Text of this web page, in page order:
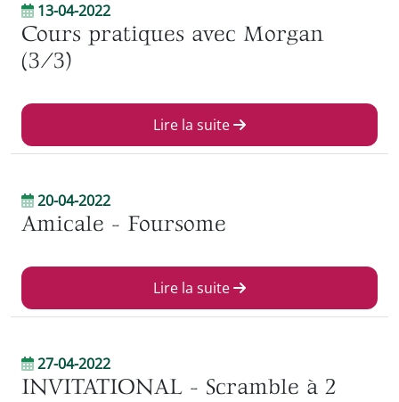
13-04-2022
Cours pratiques avec Morgan
(3/3)
Lire la suite
20-04-2022
Amicale - Foursome
Lire la suite
27-04-2022
INVITATIONAL - Scramble à 2